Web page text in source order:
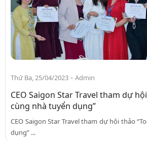
Thứ Ba, 25/04/2023 - Admin
CEO Saigon Star Travel tham dự
cùng nhà tuyển dụng”
CEO Saigon Star Travel tham dự hội thảo
dụng” ...